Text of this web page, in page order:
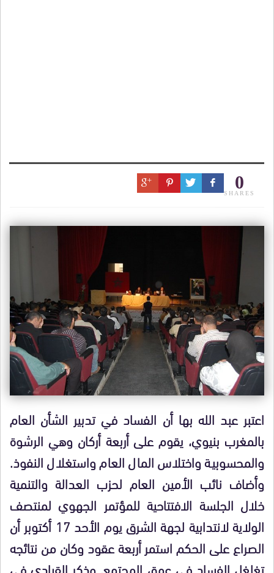
0
SHARES
اعتبر عبد الله بها أن الفساد في تدبير الشأن العام
بالمغرب بنيوي، يقوم على أربعة أركان وهي الرشوة
والمحسوبية واختلاس المال العام واستغلال النفوذ.
وأضاف نائب الأمين العام لحزب العدالة والتنمية
خلال الجلسة الافتتاحية للمؤتمر الجهوي لمنتصف
الولاية لانتدابية لجهة الشرق يوم الأحد 17 أكتوبر أن
الصراع على الحكم استمر أربعة عقود وكان من نتائجه